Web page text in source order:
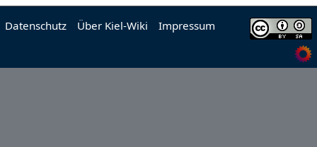
Datenschutz Über Kiel-Wiki Impressum